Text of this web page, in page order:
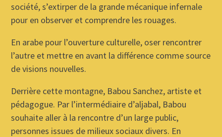
société, s’extirper de la grande mécanique infernale
pour en observer et comprendre les rouages.
En arabe pour l’ouverture culturelle, oser rencontrer
l’autre et mettre en avant la différence comme source
de visions nouvelles.
Derrière cette montagne, Babou Sanchez, artiste et
pédagogue. Par l’intermédiaire d’aljabal, Babou
souhaite aller à la rencontre d’un large public,
personnes issues de milieux sociaux divers. En